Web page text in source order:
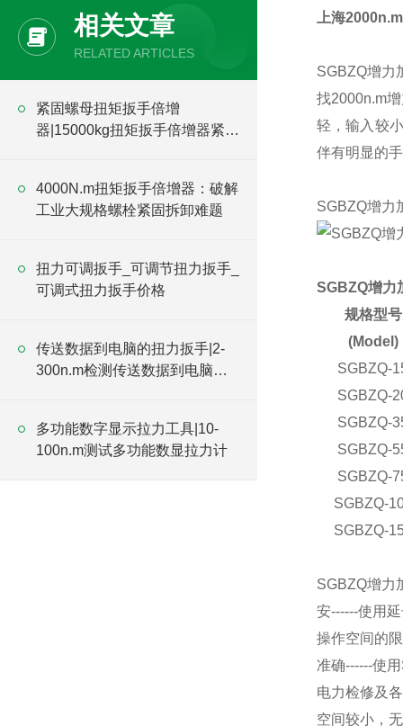
相关文章
RELATED ARTICLES
紧固螺母扭矩扳手倍增
器|15000kg扭矩扳手倍增器紧固
4000N.m扭矩扳手倍增器：破解
工业大规格螺栓紧固拆卸难题
扭力可调扳手_可调节扭力扳手_
可调式扭力扳手价格
传送数据到电脑的扭力扳手|2-
300n.m检测传送数据到电脑的
多功能数字显示拉力工具|10-
100n.m测试多功能数显拉力计
上海
SGBZQ增力
找2000n.m
轻，输入较
伴有明显的
SGBZQ增力
SGBZQ增力
规格型号
(Model)
SGBZQ-
SGBZQ-
SGBZQ-
SGBZQ-
SGBZQ-
SGBZQ-
SGBZQ-
SGBZQ增力
安------使用
操作空间的
准确------使
电力检修及
空间较小，